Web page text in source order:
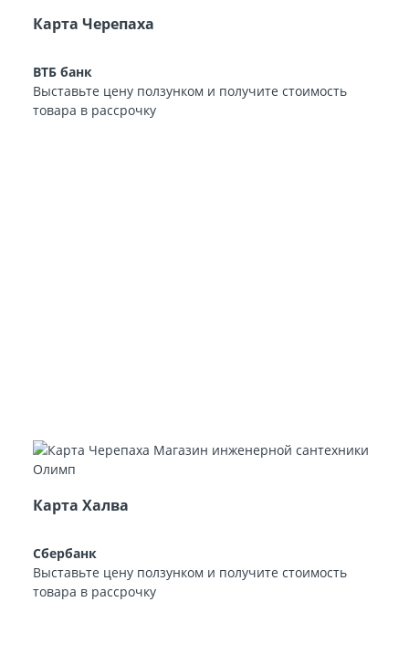
Карта Черепаха
ВТБ банк
Выставьте цену ползунком и получите стоимость
товара в рассрочку
Карта Халва
Сбербанк
Выставьте цену ползунком и получите стоимость
товара в рассрочку